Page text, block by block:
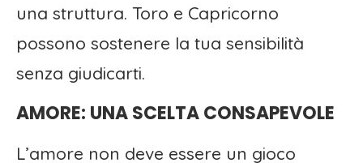
una struttura. Toro e Capricorno
possono sostenere la tua sensibilità
senza giudicarti.
AMORE: UNA SCELTA CONSAPEVOLE
L’amore non deve essere un gioco